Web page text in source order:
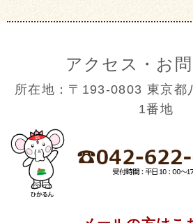
アクセス・お
所在地：〒193-0803 東京都
1番地